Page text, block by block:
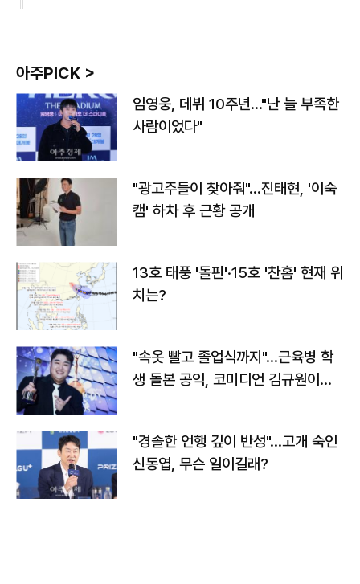
아주PICK >
임영웅, 데뷔 10주년…"난 늘 부족한
사람이었다"
"광고주들이 찾아줘"…진태현, '이숙
캠' 하차 후 근황 공개
13호 태풍 '돌핀'·15호 '찬홈' 현재 위
치는?
"속옷 빨고 졸업식까지"…근육병 학
생 돌본 공익, 코미디언 김규원이었
"경솔한 언행 깊이 반성"…고개 숙인
신동엽, 무슨 일이길래?